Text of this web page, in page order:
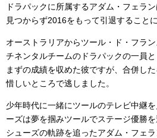
ドラパックに所属するアダム・フェラ
見つからず2016をもって引退すること
オーストラリアからツール・ド・フラ
チネンタルチームのドラパックの一員
まずの成績を収めた彼ですが、合併し
惜しいところで逃しました。
少年時代に一緒にツールのテレビ中継
ーズは夢を掴みツールでステージ優勝
シューズの軌跡を追ったアダム・フェ